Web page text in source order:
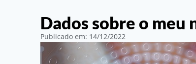
Dados sobre o meu
Publicado em: 14/12/2022